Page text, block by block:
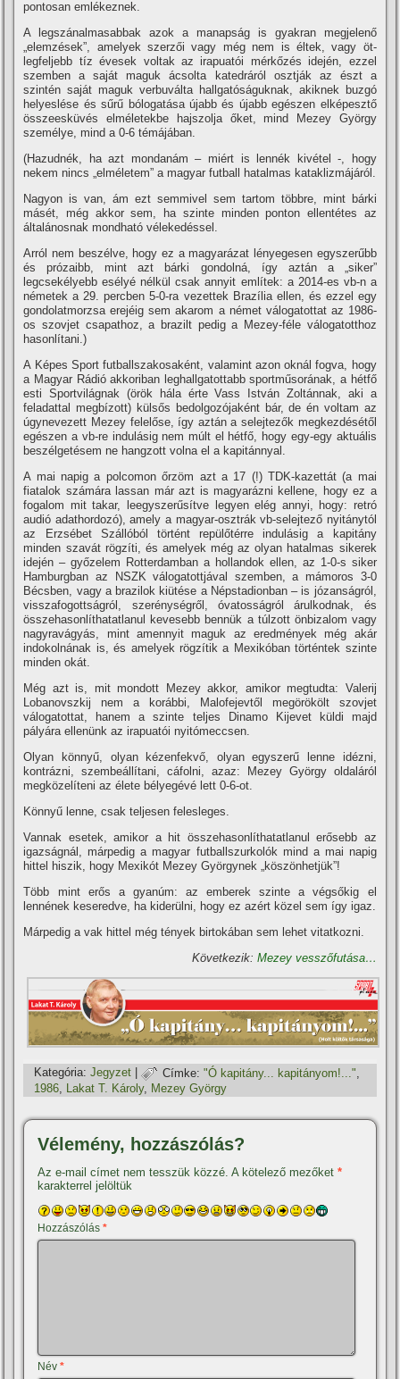
pontosan emlékeznek.
A legszánalmasabbak azok a manapság is gyakran megjelenő
„elemzések”, amelyek szerzői vagy még nem is éltek, vagy öt-
legfeljebb tí­z évesek voltak az irapuatói mérkőzés idején, ezzel
szemben a saját maguk ácsolta katedráról osztják az észt a
szintén saját maguk verbuválta hallgatóságuknak, akiknek buzgó
helyeslése és sűrű bólogatása újabb és újabb egészen elképesztő
összeesküvés elméletekbe hajszolja őket, mind Mezey György
személye, mind a 0-6 témájában.
(Hazudnék, ha azt mondanám – miért is lennék kivétel -, hogy
nekem nincs „elméletem” a magyar futball hatalmas kataklizmájáról.
Nagyon is van, ám ezt semmivel sem tartom többre, mint bárki
másét, még akkor sem, ha szinte minden ponton ellentétes az
általánosnak mondható vélekedéssel.
Arról nem beszélve, hogy ez a magyarázat lényegesen egyszerűbb
és prózaibb, mint azt bárki gondolná, í­gy aztán a „siker”
legcsekélyebb esélyé nélkül csak annyit emlí­tek: a 2014-es vb-n a
németek a 29. percben 5-0-ra vezettek Brazí­lia ellen, és ezzel egy
gondolatmorzsa erejéig sem akarom a német válogatottat az 1986-
os szovjet csapathoz, a brazilt pedig a Mezey-féle válogatotthoz
hasonlí­tani.)
A Képes Sport futballszakosaként, valamint azon oknál fogva, hogy
a Magyar Rádió akkoriban leghallgatottabb sportműsorának, a hétfő
esti Sportvilágnak (örök hála érte Vass István Zoltánnak, aki a
feladattal megbí­zott) külsős bedolgozójaként bár, de én voltam az
úgynevezett Mezey felelőse, í­gy aztán a selejtezők megkezdésétől
egészen a vb-re indulásig nem múlt el hétfő, hogy egy-egy aktuális
beszélgetésem ne hangzott volna el a kapitánnyal.
A mai napig a polcomon őrzöm azt a 17 (!) TDK-kazettát (a mai
fiatalok számára lassan már azt is magyarázni kellene, hogy ez a
fogalom mit takar, leegyszerűsí­tve legyen elég annyi, hogy: retró
audió adathordozó), amely a magyar-osztrák vb-selejtező nyitánytól
az Erzsébet Szállóból történt repülőtérre indulásig a kapitány
minden szavát rögzí­ti, és amelyek még az olyan hatalmas sikerek
idején – győzelem Rotterdamban a hollandok ellen, az 1-0-s siker
Hamburgban az NSZK válogatottjával szemben, a mámoros 3-0
Bécsben, vagy a brazilok kiütése a Népstadionban – is józanságról,
visszafogottságról, szerénységről, óvatosságról árulkodnak, és
összehasonlí­thatatlanul kevesebb bennük a túlzott önbizalom vagy
nagyravágyás, mint amennyit maguk az eredmények még akár
indokolnának is, és amelyek rögzí­tik a Mexikóban történtek szinte
minden okát.
Még azt is, mit mondott Mezey akkor, amikor megtudta: Valerij
Lobanovszkij nem a korábbi, Malofejevtől megörökölt szovjet
válogatottat, hanem a szinte teljes Dinamo Kijevet küldi majd
pályára ellenünk az irapuatói nyitómeccsen.
Olyan könnyű, olyan kézenfekvő, olyan egyszerű lenne idézni,
kontrázni, szembeállí­tani, cáfolni, azaz: Mezey György oldaláról
megközelí­teni az élete bélyegévé lett 0-6-ot.
Könnyű lenne, csak teljesen felesleges.
Vannak esetek, amikor a hit összehasonlí­thatatlanul erősebb az
igazságnál, márpedig a magyar futballszurkolók mind a mai napig
hittel hiszik, hogy Mexikót Mezey Györgynek „köszönhetjük”!
Több mint erős a gyanúm: az emberek szinte a végsőkig el
lennének keseredve, ha kiderülni, hogy ez azért közel sem í­gy igaz.
Márpedig a vak hittel még tények birtokában sem lehet vitatkozni.
Következik: Mezey vesszőfutása…
Kategória: Jegyzet | Címke: "Ó kapitány... kapitányom!..."
1986, Lakat T. Károly, Mezey György
Vélemény, hozzászólás?
Az e-mail címet nem tesszük közzé. A kötelező mezőket*
karakterrel jelöltük
Hozzászólás*
Név*